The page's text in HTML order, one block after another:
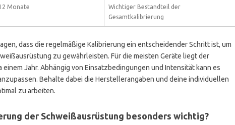
Monate
Wichtiger Bestandteil der
Gesamtkalibrierung
dass die regelmäßige Kalibrierung ein entscheidender Schritt ist, um
zu gewährleisten. Für die meisten Geräte liegt der
Jahr. Abhängig von Einsatzbedingungen und Intensität kann es
Behalte dabei die Herstellerangaben und deine individuellen
zu arbeiten.
der Schweißausrüstung besonders wichtig?